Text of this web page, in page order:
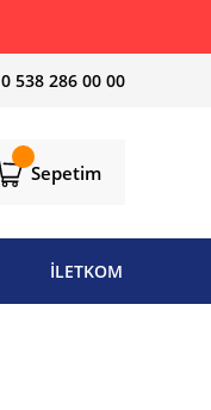
0 538 286 00 00
Sepetim
İLETKOM